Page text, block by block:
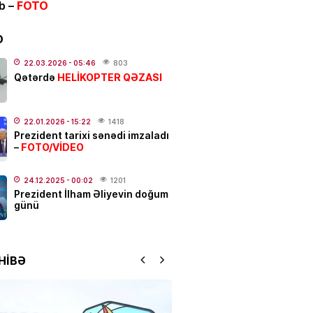
bürcləri
- 12:33
güclü yanğınBAŞLAYIB
- 12:09 154
mətbuat katibi
– FOTO
22.03.2026 - 05:46 803
Qətərdə HELİKOPTER QƏZASI
22.01.2026 - 15:22 1418
Prezident tarixi sənədi imzaladı
– FOTO/VİDEO
24.12.2025 - 00:02 1201
Prezident İlham Əliyevin doğum
günü